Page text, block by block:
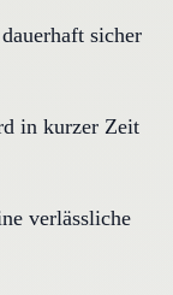
sicher
in kurzer Zeit
verlässliche